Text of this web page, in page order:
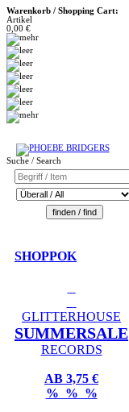
Warenkorb / Shopping Cart:
Artikel
0,00 €
Suche / Search
SHOPPOK
GLITTERHOUSE
SUMMERSALE
RECORDS
AB 3,75 €
% % %